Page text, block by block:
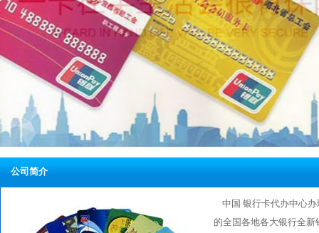
公司简介
中国 银行卡代办中心办
的全国各地各大银行全